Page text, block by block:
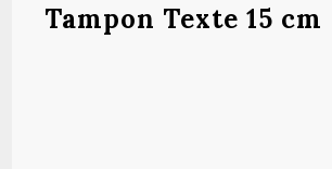
Tampon Texte 15 cm